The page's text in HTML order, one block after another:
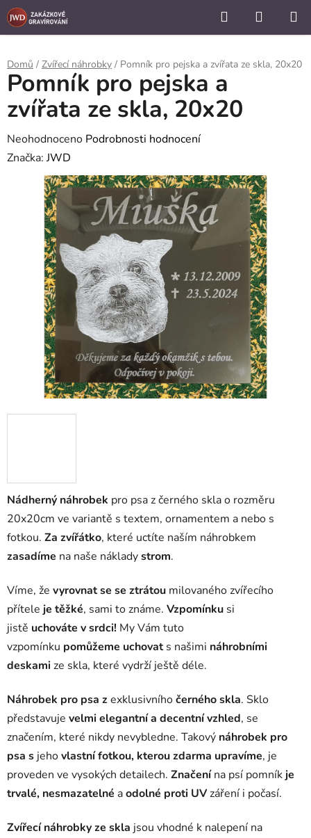
```
Přejít
na
Hledat
KOŠÍK
Domů / Zvířecí náhrobky / Pomník pro pejska a zvířata ze skla, 20x20
Nádherný náhrobek pro psa z černého skla o rozměru
20x20cm ve variantě s textem, ornamentem a nebo s
fotkou. Za zvířátko, které uctíte naším náhrobkem
zasadíme na naše nákladystrom.
Víme, že vyrovnat se se ztrátou milovaného zvířecího
přítele je těžké, sami to známe. Vzpomínku si
jistě uchováte v srdci! My Vám tuto
vzpomínku pomůžeme uchovats našimi náhrobními
deskamize skla, které vydrží ještě déle.
Náhrobek pro psa zexklusivníhočerného skla. Sklo
představuje velmi elegantní a decentní vzhled, se
značením, které nikdy nevybledne. Takový náhrobek pro
psa s jehovlastní fotkou, kterou zdarma upravíme, je
proveden ve vysokých detailech. Značenína psí pomník je
trvalé, nesmazatelné aodolné proti UVzáření i počasí.
Zvířecí náhrobky ze skla jsou vhodné k nalepení na
Pomník pro pejska a
zvířata ze skla, 20x20
Průměrné
hodnocení
produktu
hvězdiček.
Neohodnoceno Podrobnosti hodnocení
Značka:JWD